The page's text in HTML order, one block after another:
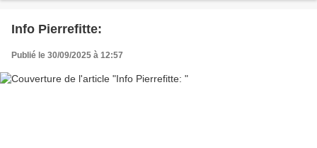
Info Pierrefitte:
Publié le 30/09/2025 à 12:57